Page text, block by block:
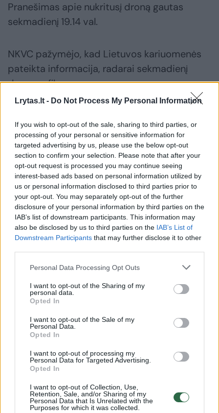
Lrytas.lt - Do Not Process My Personal Information
If you wish to opt-out of the sale, sharing to third parties, or
processing of your personal or sensitive information for
targeted advertising by us, please use the below opt-out
section to confirm your selection. Please note that after your
opt-out request is processed you may continue seeing
interest-based ads based on personal information utilized by
us or personal information disclosed to third parties prior to
your opt-out. You may separately opt-out of the further
disclosure of your personal information by third parties on the
IAB’s list of downstream participants. This information may
also be disclosed by us to third parties on the IAB’s List of
Downstream Participants that may further disclose it to other
Personal Data Processing Opt Outs
I want to opt-out of the Sharing of my
personal data.
Opted In
I want to opt-out of the Sale of my
Personal Data.
Opted In
I want to opt-out of processing my
Personal Data for Targeted Advertising.
Opted In
I want to opt-out of Collection, Use,
Retention, Sale, and/or Sharing of my
Personal Data that Is Unrelated with the
Purposes for which it was collected.
Pranešimas apie nukritusį droną gautas
sekmadienį 19.14 val.
NKVC pažymėjo, kad Lietuvos kariuomenės
pateikta informacija, radarai sekmadienį
drono nefiksavo.
Susiję straipsniai
pat vėlumos sukeltos ant kojų
(5)
metus
buvę
→
pirmadienį LRT radijui teigė, kad Lietuvos
teritorijoje greičiausiai nukrito ukrainiečių
dronas. Taip pat, pasak jo, kol kas duomenų,
kad dronas galėjo gabenti sprogmenis, nėra.